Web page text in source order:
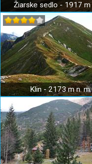
Žiarske sedlo - 1917 m
Klin - 2173 m n. m.